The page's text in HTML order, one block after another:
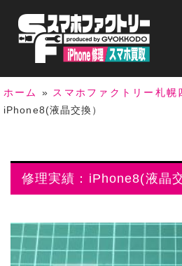
ホーム » スマホファクトリー札
iPhone8(液晶交換）
修理実績：iPhone8(液晶交